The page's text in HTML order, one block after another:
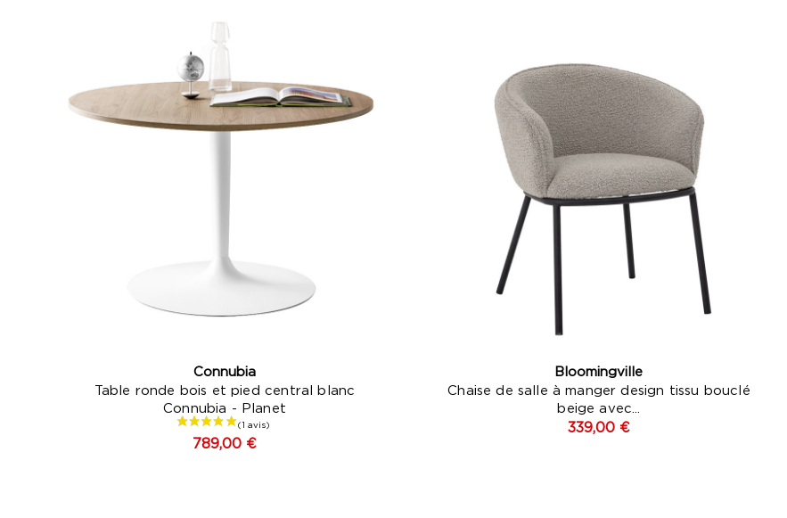
Connubia
Table ronde bois et pied central blanc
Connubia - Planet
789,00 €
Bloomingville
Chaise de salle à manger design tissu bouclé
beige avec...
339,00 €